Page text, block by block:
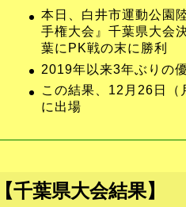
本日、白井市運動公園
手権大会』千葉県大会
葉にPK戦の末に勝利
2019年以来3年ぶりの
この結果、12月26日（
に出場
【千葉県大会結果】